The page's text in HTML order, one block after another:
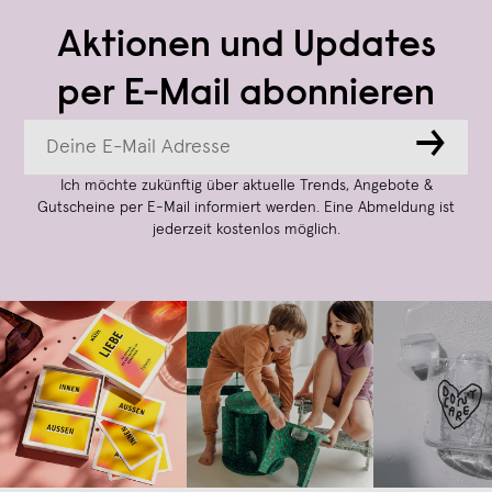
Aktionen und Updates
per E-Mail abonnieren
→
Ich möchte zukünftig über aktuelle Trends, Angebote &
Gutscheine per E-Mail informiert werden. Eine Abmeldung ist
jederzeit kostenlos möglich.